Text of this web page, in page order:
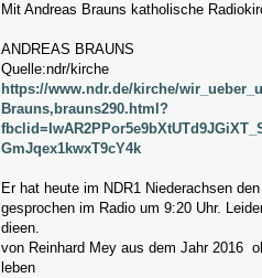
Mit Andreas Brauns katholische
ANDREAS BRAUNS
Quelle:ndr/kirche
https://www.ndr.de/kirche/
Brauns,brauns290.html?
GmJqex1kwxT9cY4k
Er hat heute im NDR1 Niederachsen
gesprochen im Radio um 9:20 Uhr.
dieen.
von Reinhard Mey aus dem Jahr 2016
leben